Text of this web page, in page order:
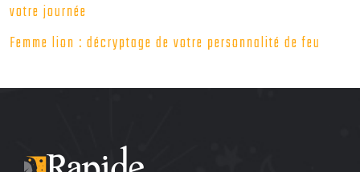
votre journée
Femme lion : décryptage de votre personnalité de feu